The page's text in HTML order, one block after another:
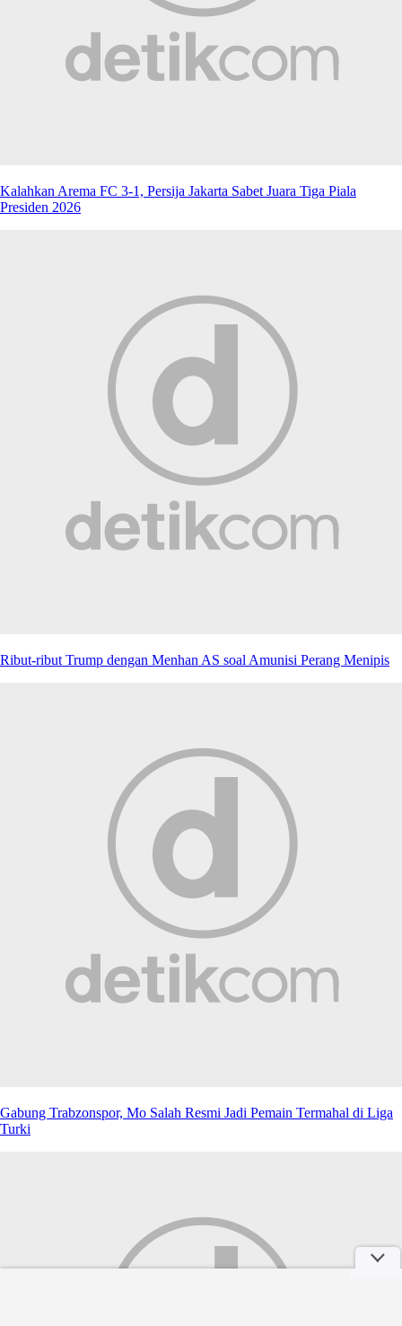
Kalahkan Arema FC 3-1, Persija Jakarta Sabet Juara Tiga Piala
Presiden 2026
Ribut-ribut Trump dengan Menhan AS soal Amunisi Perang Menipis
Gabung Trabzonspor, Mo Salah Resmi Jadi Pemain Termahal di Liga
Turki